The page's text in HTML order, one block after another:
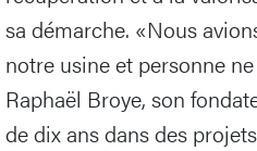
sa démarche. «Nous
notre usine et personne
Raphaël Broye, son
de dix ans dans des